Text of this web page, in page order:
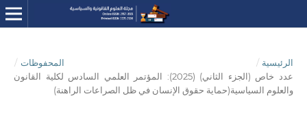
الرئيسية / المحفوظات /
عدد خاص (الجزء الثاني) (2025): المؤتمر العلمي السادس لكلية القانون
والعلوم السياسية(حماية حقوق الإنسان في ظل الصراعات الراهنة)